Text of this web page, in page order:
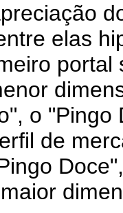
elas
o "Pingo
de